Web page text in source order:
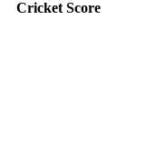
Cricket Score